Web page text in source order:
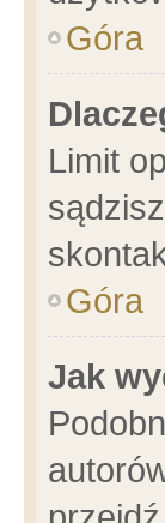
Góra
Limit
Góra
Jak